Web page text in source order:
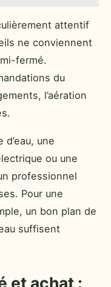
attentif
ne conviennent
fermé.
du
l’aération
une
ou une
professionnel
Pour une
un bon plan de
suffisent
et achat :